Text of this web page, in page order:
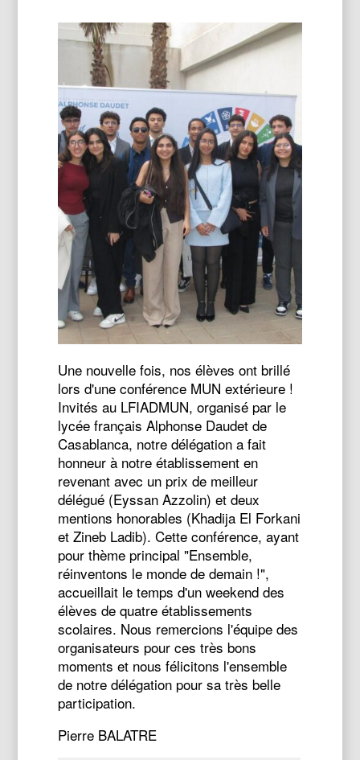
Une nouvelle fois, nos élèves ont brillé
lors d'une conférence MUN extérieure !
Invités au LFIADMUN, organisé par le
lycée français Alphonse Daudet de
Casablanca, notre délégation a fait
honneur à notre établissement en
revenant avec un prix de meilleur
délégué (Eyssan Azzolin) et deux
mentions honorables (Khadija El Forkani
et Zineb Ladib). Cette conférence, ayant
pour thème principal "Ensemble,
réinventons le monde de demain !",
accueillait le temps d'un weekend des
élèves de quatre établissements
scolaires. Nous remercions l'équipe des
organisateurs pour ces très bons
moments et nous félicitons l'ensemble
de notre délégation pour sa très belle
participation.
Pierre BALATRE